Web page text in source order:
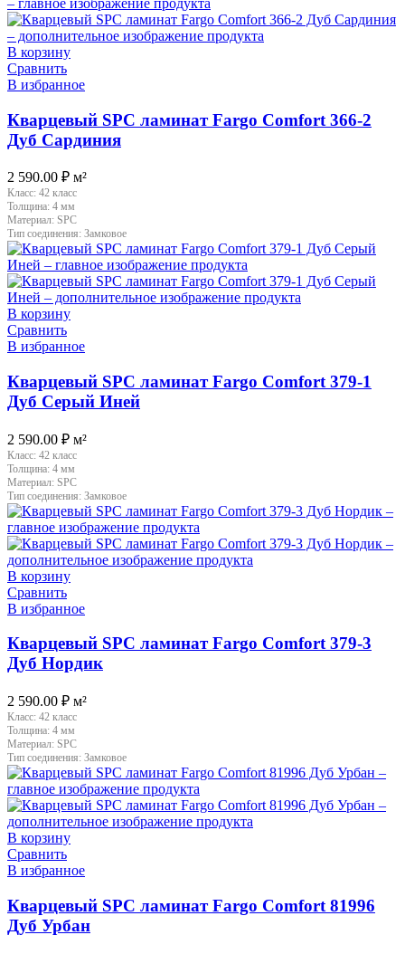
В корзину
Сравнить
В избранное
Кварцевый SPC ламинат Fargo Comfort 366-2
Дуб Сардиния
2 590.00 ₽ м²
Класс: 42 класс
Толщина: 4 мм
Материал: SPC
Тип соединения: Замковое
В корзину
Сравнить
В избранное
Кварцевый SPC ламинат Fargo Comfort 379-1
Дуб Серый Иней
2 590.00 ₽ м²
Класс: 42 класс
Толщина: 4 мм
Материал: SPC
Тип соединения: Замковое
В корзину
Сравнить
В избранное
Кварцевый SPC ламинат Fargo Comfort 379-3
Дуб Нордик
2 590.00 ₽ м²
Класс: 42 класс
Толщина: 4 мм
Материал: SPC
Тип соединения: Замковое
В корзину
Сравнить
В избранное
Кварцевый SPC ламинат Fargo Comfort 81996
Дуб Урбан